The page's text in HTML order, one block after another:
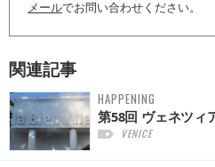
メールでお問い合わせください。
関連記事
HAPPENING
第58回 ヴェネツィ
VENICE